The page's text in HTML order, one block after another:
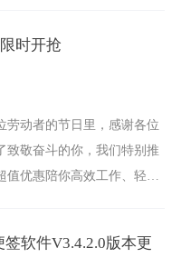
时开抢
劳动者的节日里，感谢各位
致敬奋斗的你，我们特别推
优惠陪你高效工作、轻松
软件V3.4.2.0版本更